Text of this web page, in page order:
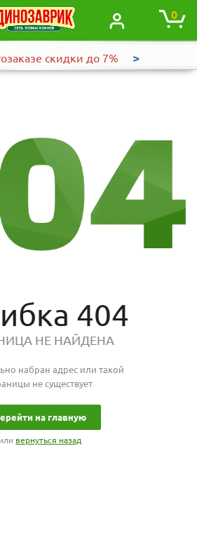
0
скидки до 7% >
404
НЕ НАЙДЕНА
набран адрес или такой
не существует
на главную
или вернуться назад